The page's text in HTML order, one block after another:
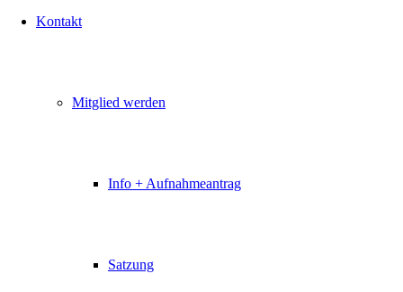
Kontakt
Mitglied werden
Info + Aufnahmeantrag
Satzung